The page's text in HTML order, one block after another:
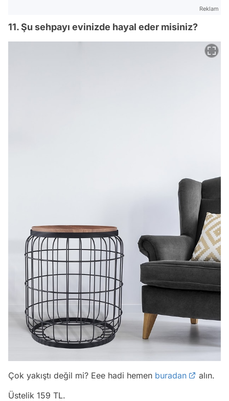
Reklam
11. Şu sehpayı evinizde hayal eder misiniz?
Çok yakıştı değil mi? Eee hadi hemen buradan
alın.
Üstelik 159 TL.